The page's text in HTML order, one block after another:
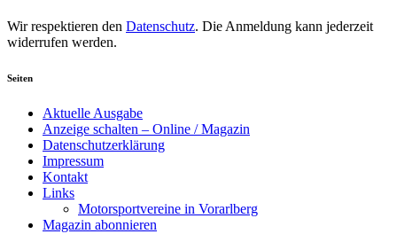
Wir respektieren den Datenschutz. Die Anmeldung kann jederzeit
widerrufen werden.
Seiten
Aktuelle Ausgabe
Anzeige schalten – Online / Magazin
Datenschutzerklärung
Impressum
Kontakt
Links
Motorsportvereine in Vorarlberg
Magazin abonnieren